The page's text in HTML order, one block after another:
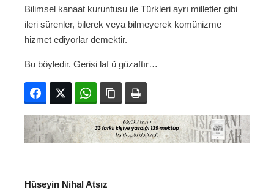
Bilimsel kanaat kuruntusu ile Türkleri ayrı milletler gibi
ileri sürenler, bilerek veya bilmeyerek komünizme
hizmet ediyorlar demektir.
Bu böyledir. Gerisi laf ü güzaftır…
FacebookTwitter WhatsAppBağlanıyı kopyala
Hüseyin Nihal Atsız